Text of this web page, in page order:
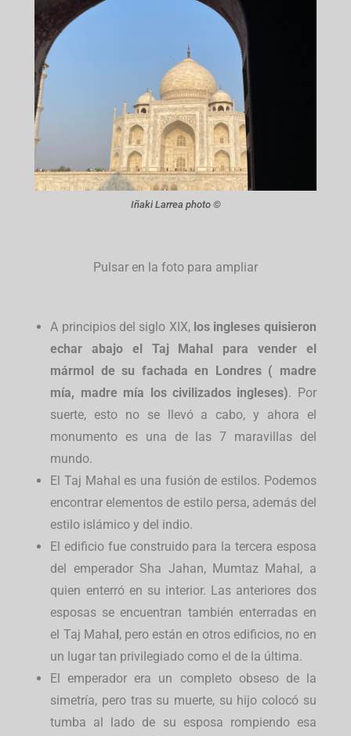
Iñaki Larrea photo ©
Pulsar en la foto para ampliar
A principios del siglo XIX, los ingleses quisieron
echar abajo el Taj Mahal para vender el
mármol de su fachada en Londres ( madre
mía, madre mía los civilizados ingleses). Por
suerte, esto no se llevó a cabo, y ahora el
monumento es una de las 7 maravillas del
mundo.
El Taj Mahal es una fusión de estilos. Podemos
encontrar elementos de estilo persa, además del
estilo islámico y del indio.
El edificio fue construido para la tercera esposa
del emperador Sha Jahan, Mumtaz Mahal, a
quien enterró en su interior. Las anteriores dos
esposas se encuentran también enterradas en
el Taj Maha , pero están en otros edificios, no en
un lugar tan privilegiado como el de la última.
El emperador era un completo obseso de la
simetría, pero tras su muerte, su hijo colocó su
tumba al lado de su esposa rompiendo esa